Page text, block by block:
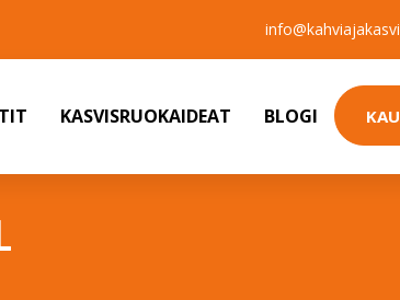
KASVISRUOKAIDEAT BLOGI